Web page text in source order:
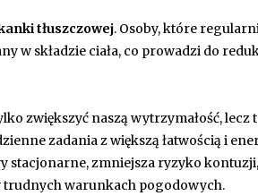
tłuszczowej. Osoby, które
w składzie ciała, co prowadzi do
zwiększyć naszą wytrzymałość, lecz
zadania z większą łatwością i
stacjonarne, zmniejsza ryzyko
trudnych warunkach pogodowych.